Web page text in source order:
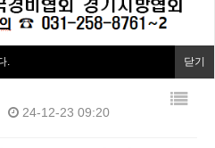
. 닫기
감사 재공고 알
24-12-23 09:20